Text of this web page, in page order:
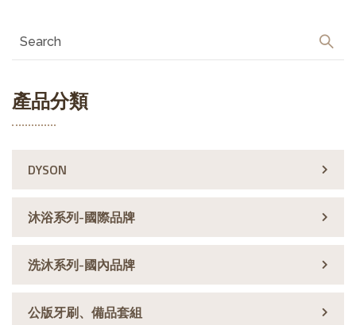
產品分類
DYSON
沐浴系列-國際品牌
洗沐系列-國內品牌
公版牙刷、備品套組